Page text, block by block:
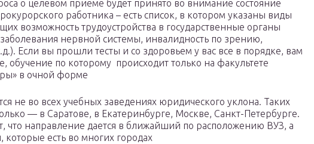
о целевом приеме будет принято во внимание состояние
работника – есть список, в котором указаны виды
возможность трудоустройства в государственные органы
нервной системы, инвалидность по зрению,
Если вы прошли тесты и со здоровьем у вас все в порядке, вам
обучение по которому происходит только на факультете
в очной форме
не во всех учебных заведениях юридического уклона. Таких
— в Саратове, в Екатеринбурге, Москве, Санкт-Петербурге.
что направление дается в ближайший по расположению ВУЗ, а
есть во многих городах